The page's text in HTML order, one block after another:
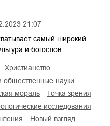
21:07
самый широкий
и богослов…
христианство
общественные науки
мораль
точка зрения
исследования
новый взгляд